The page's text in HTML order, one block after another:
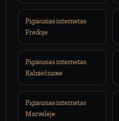
Pigiausias internetas
Fredoje
Pigiausias internetas
Kalniečiuose
Pigiausias internetas
Marvelėje